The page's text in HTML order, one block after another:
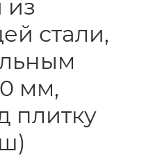
из
стали,
мм,
плитку